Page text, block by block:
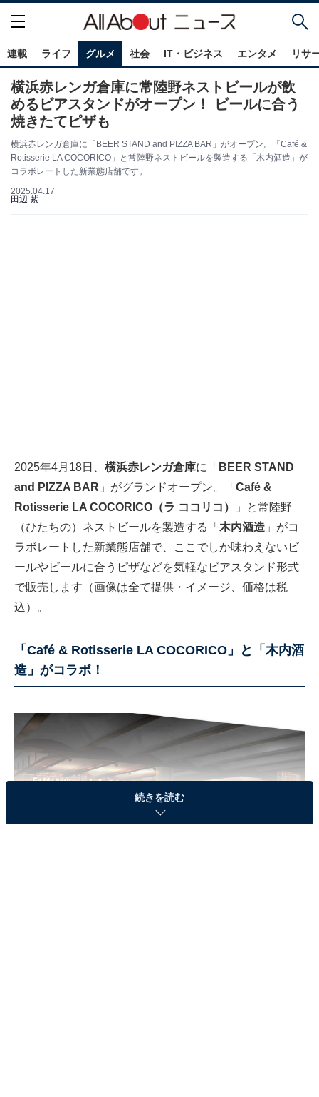
連載 ライフ グルメ 社会 IT・ビジネス エンタメ リサ
横浜赤レンガ倉庫に常陸野ネストビールが飲
めるビアスタンドがオープン！ ビールに合う
焼きたてピザも
横浜赤レンガ倉庫に「BEER STAND and PIZZA BAR」がオープン。「Café &
Rotisserie LA COCORICO」と常陸野ネストビールを製造する「木内酒造」が
コラボレートした新業態店舗です。
2025.04.17
田辺 紫
2025年4月18日、 横浜赤レンガ倉庫に「 BEER STAND
and PIZZA BAR 」がグランドオープン。「 Café &
Rotisserie LA COCORICO（ラ ココリコ）
」と常陸野
（ひたちの）ネストビールを製造する「 木内酒造 」がコ
ラボレートした新業態店舗で、ここでしか味わえないビ
ールやビールに合うピザなどを気軽なビアスタンド形式
で販売します（画像は全て提供・イメージ、価格は税
込）。
「Café & Rotisserie LA COCORICO」と「木内酒
造」がコラボ！
続きを読む